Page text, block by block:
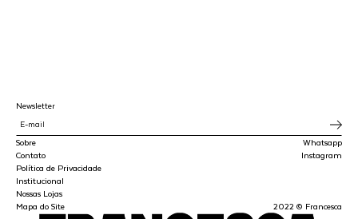
Sobre
Contato
Política de Privacidade
Institucional
Nossas Lojas
Mapa do Site
Whatsapp
Instagram
2022 © Francesca
Newsletter